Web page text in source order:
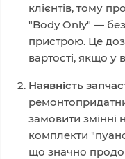
клієнтів, тому
"Body Only" —
пристрою. Це
вартості, якщо у
Наявність
замовити
комплекти
що значно